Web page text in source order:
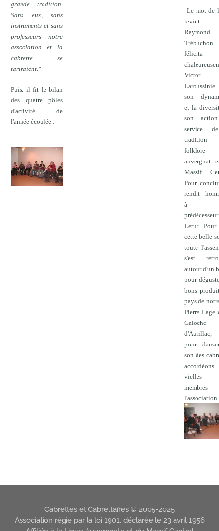
grande tradition.
Sans eux, sans
instruments et sans
professeurs notre
association et la
cabrette se
tariraient."
Puis, il fit le bilan
des quatre pôles
d'activité de
l'année écoulée :
Le mot de
Raymond
félicita
Victor
Laroussinie
son
et la
son
service
folklore
auvergnat
Massif
Pour
rendit
à
Letur.
cette belle
toute
s'est
autour d'un
pour
bons
pays de
Pierre Lage
Galoche
pour
son des
vielles
l'association.
Cabrettes et Cabrettaïres © 2005-2025
Association régie par la loi 1901, déclarée le 23 avril 1956